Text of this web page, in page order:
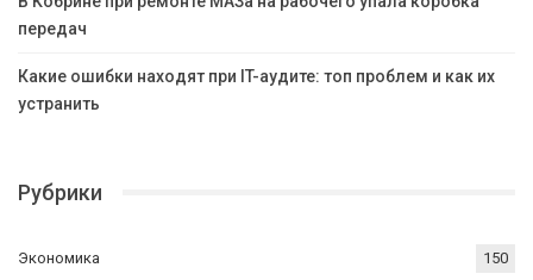
передач
Какие ошибки находят при IT-аудите: топ проблем и как их
устранить
Рубрики
Экономика 150